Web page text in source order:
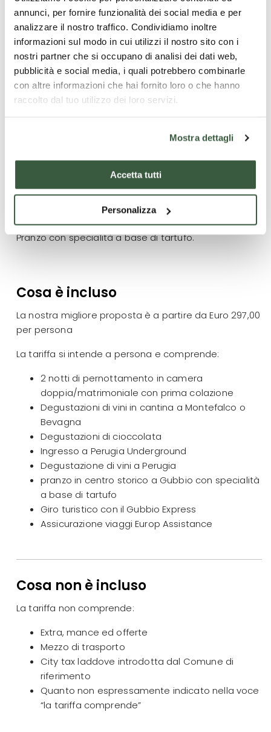
annunci, per fornire funzionalità dei social media e per
analizzare il nostro traffico. Condividiamo inoltre
informazioni sul modo in cui utilizzi il nostro sito con i
nostri partner che si occupano di analisi dei dati web,
pubblicità e social media, i quali potrebbero combinarle
con altre informazioni che hai fornito loro o che hanno
raccolto dal tuo utilizzo dei loro servizi.
Mostra dettagli
Accetta tutti
Personalizza
Underground
Pranzo libero Nel pomeriggio visita di un laboratorio di
cioccolata in centro storico prima di proseguire per
una cantina per una degustazione di vini.
Cena libera. Pernottamento
Dopo la prima colazione, nel rientrare verso la propria
città del medioevo. Qui verrà effettuato un giro
con audio guida che consente di scoprire i luoghi
simbolo della città.
Pranzo con specialità a base di tartufo.
Cosa è incluso
La nostra migliore proposta è a partire da Euro 297,00
per persona
La tariffa si intende a persona e comprende:
2 notti di pernottamento in camera
doppia/matrimoniale con prima colazione
Degustazioni di vini in cantina a Montefalco o
Bevagna
Degustazioni di cioccolata
Ingresso a Perugia Underground
Degustazione di vini a Perugia
pranzo in centro storico a Gubbio con specialità
a base di tartufo
Giro turistico con il Gubbio Express
Assicurazione viaggi Europ Assistance
Cosa non è incluso
La tariffa non comprende:
Extra, mance ed offerte
Mezzo di trasporto
City tax laddove introdotta dal Comune di
riferimento
Quanto non espressamente indicato nella voce
“la tariffa comprende”